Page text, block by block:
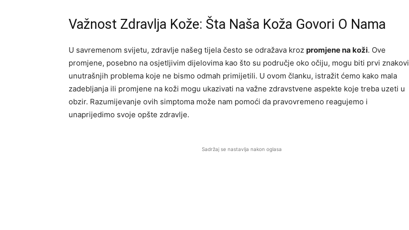
Važnost Zdravlja Kože: Šta Naša Koža Govori O Nama
U savremenom svijetu, zdravlje našeg tijela često se odražava kroz promjene na koži. Ove
promjene, posebno na osjetljivim dijelovima kao što su područje oko očiju, mogu biti prvi znakovi
unutrašnjih problema koje ne bismo odmah primijetili. U ovom članku, istražit ćemo kako mala
zadebljanja ili promjene na koži mogu ukazivati na važne zdravstvene aspekte koje treba uzeti u
obzir. Razumijevanje ovih simptoma može nam pomoći da pravovremeno reagujemo i
unaprijedimo svoje opšte zdravlje.
Sadržaj se nastavlja nakon oglasa